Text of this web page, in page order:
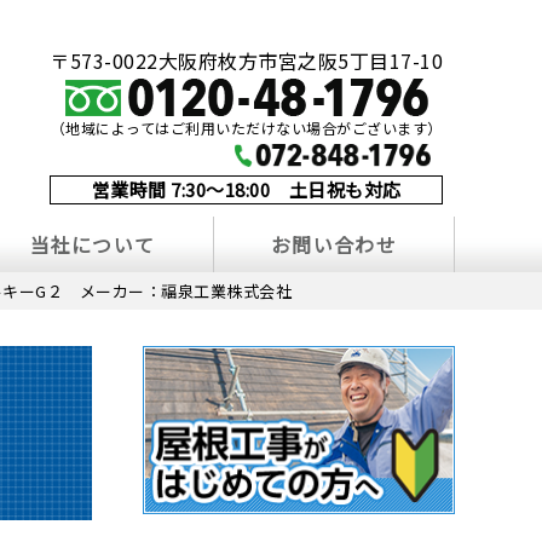
〒573-0022大阪府枚方市宮之阪5丁目17-10
（地域によってはご利用いただけない場合がございます）
営業時間 7:30～18:00 土日祝も対応
当社について お問い合わせ
ーG２ メーカー：福泉工業株式会社